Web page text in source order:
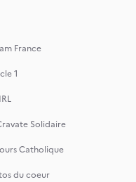
France
1
Solidaire
Catholique
du coeur